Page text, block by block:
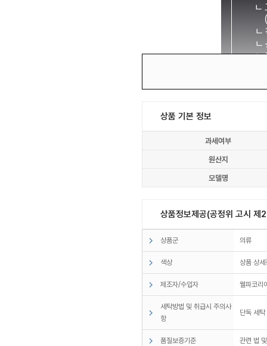
상품 기본 정보
과세여부
원산지
모델명
상품정보제공(공정위 고시
상품군 의류
색상 상품 상
제조자/수입자 웰파코리
세탁방법 및 취급시 주의사
항
단독 세
품질보증기준 관련 법